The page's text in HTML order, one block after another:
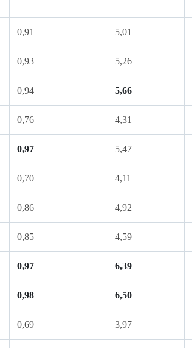
0,91 5,01
0,93 5,26
0,94 5,66
0,76 4,31
0,97 5,47
0,70 4,11
0,86 4,92
0,85 4,59
0,97 6,39
0,98 6,50
0,69 3,97